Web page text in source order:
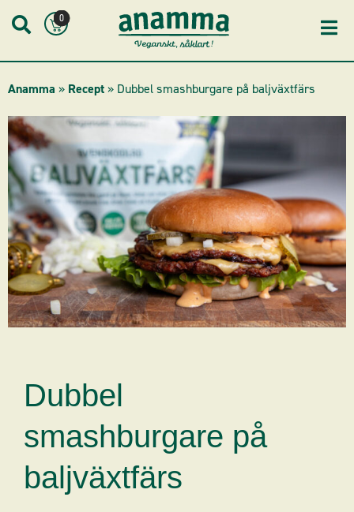
Skip
0
Anamma » Recept» Dubbel smashburgare på baljväxtfärs
Dubbel
smashburgare på
baljväxtfärs